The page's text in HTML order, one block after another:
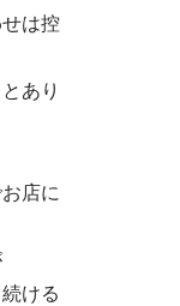
は控
あり
店に
ける